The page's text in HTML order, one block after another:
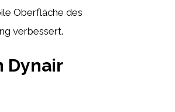
Oberfläche des
verbessert.
Dynair